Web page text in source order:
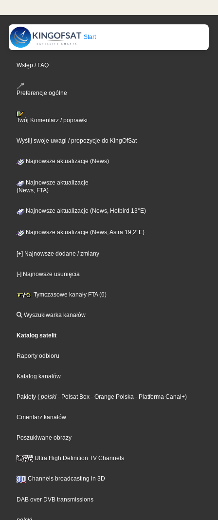
Start
Wstęp / FAQ
Preferencje ogólne
Twój Komentarz / poprawki
Wyślij swoje uwagi / propozycje do KingOfSat
Najnowsze aktualizacje (News)
Najnowsze aktualizacje
(News, FTA)
Najnowsze aktualizacje (News, Hotbird 13°E)
Najnowsze aktualizacje (News, Astra 19,2°E)
[+] Najnowsze dodane / zmiany
[-] Najnowsze usunięcia
Tymczasowe kanały FTA (6)
Wyszukiwarka kanałów
Katalog satelit
Raporty odbioru
Katalog kanałów
Pakiety ( polski - Polsat Box - Orange Polska - Platforma Canal+)
Cmentarz kanałów
Poszukiwane obrazy
Ultra High Definition TV Channels
Channels broadcasting in 3D
DAB over DVB transmissions